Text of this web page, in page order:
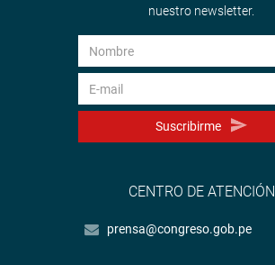
nuestro newsletter.
Suscribirme
CENTRO DE ATENCIÓN
prensa@congreso.gob.pe